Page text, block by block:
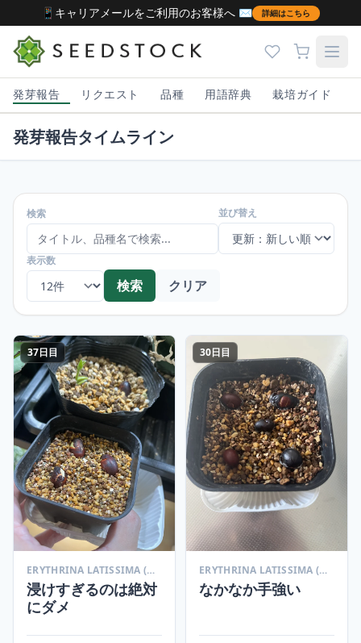
📱キャリアメールをご利用のお客様へ ✉️ 詳細はこちら
発芽報告 リクエスト 品種 用語辞典 栽培ガイド
発芽報告タイムライン
検索 並び替え
表示数
検索 クリア
37日目
ERYTHRINA LATISSIMA (エリスリナ ラティッシマ)
浸けすぎるのは絶対
にダメ
30日目
ERYTHRINA LATISSIMA (エリスリナ ラティッシマ)
なかなか手強い